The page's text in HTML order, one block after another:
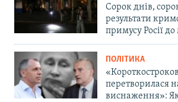
Сорок днів,
результати
примусу Росії
ПОЛІТИКА
перетворилася
виснаження»: